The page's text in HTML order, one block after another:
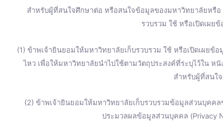
สำหรับผู้ที่สนใจศึกษาต่อ หรือสนใจข้อมูลของมหาวิทยาลัยหรื
รวบรวม ใช้ หรือเปิดเผย
(1) ข้าพเจ้ายินยอมให้มหาวิทยาลัยเก็บรวบรวม ใช้ หรือเปิดเผย
ไหว เพื่อให้มหาวิทยาลัยนำไปใช้ตามวัตถุประสงค์ที่ระบุไว้ใน
สำหรับผู้ที่สนใ
(2) ข้าพเจ้ายินยอมให้มหาวิทยาลัยเก็บรวบรวมข้อมูลส่วนบุคค
ประมวลผลข้อมูลส่วนบุคคล (Privacy